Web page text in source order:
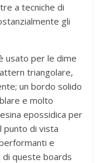
a tecniche di
gli
usato per le dime
triangolare,
un bordo solido
e molto
epossidica per
punto di vista
e
queste boards